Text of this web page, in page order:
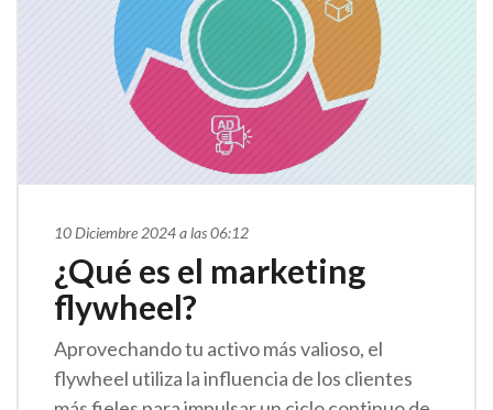
10 Diciembre 2024 a las 06:12
¿Qué es el marketing
flywheel?
Aprovechando tu activo más valioso, el
flywheel utiliza la influencia de los clientes